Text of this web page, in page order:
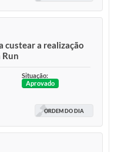
custear a realização
Run
Situação:
Aprovado
ORDEM DO DIA